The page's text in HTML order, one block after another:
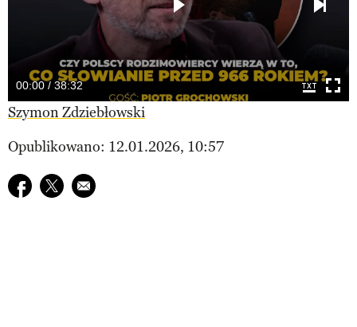
00:00 / 38:32
Szymon Zdziebłowski
Opublikowano: 12.01.2026, 10:57
Udostępnij na facebook
Udostępnij na twitter
E-mail do przyjaciela